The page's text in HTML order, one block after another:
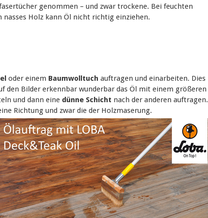
genommen – und zwar trockene. Bei feuchten
Holz kann Öl nicht richtig einziehen.
oder einem Baumwolltuch auftragen und einarbeiten. Dies
den Bilder erkennbar wunderbar das Öl mit einem größeren
und dann eine dünne Schicht nach der anderen auftragen.
Richtung und zwar die der Holzmaserung.